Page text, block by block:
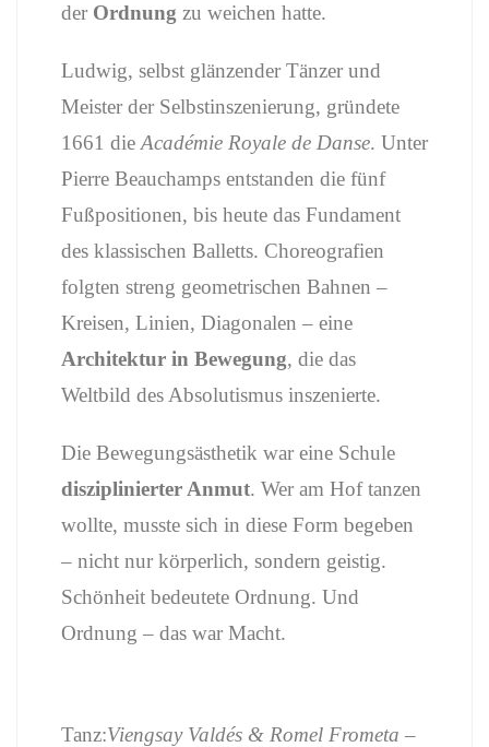
der Ordnung zu weichen hatte.
Ludwig, selbst glänzender Tänzer und
Meister der Selbstinszenierung, gründete
1661 die Académie Royale de Danse. Unter
Pierre Beauchamps entstanden die fünf
Fußpositionen, bis heute das Fundament
des klassischen Balletts. Choreografien
folgten streng geometrischen Bahnen –
Kreisen, Linien, Diagonalen – eine
Architektur in Bewegung, die das
Weltbild des Absolutismus inszenierte.
Die Bewegungsästhetik war eine Schule
disziplinierter Anmut. Wer am Hof tanzen
wollte, musste sich in diese Form begeben
– nicht nur körperlich, sondern geistig.
Schönheit bedeutete Ordnung. Und
Ordnung – das war Macht.
Tanz:Viengsay Valdés & Romel Frometa –